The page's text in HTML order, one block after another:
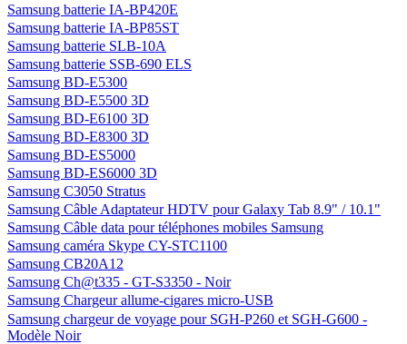
Samsung batterie IA-BP420E
Samsung batterie IA-BP85ST
Samsung batterie SLB-10A
Samsung batterie SSB-690 ELS
Samsung BD-E5300
Samsung BD-E5500 3D
Samsung BD-E6100 3D
Samsung BD-E8300 3D
Samsung BD-ES5000
Samsung BD-ES6000 3D
Samsung C3050 Stratus
Samsung Câble Adaptateur HDTV pour Galaxy Tab 8.9" / 10.1"
Samsung Câble data pour téléphones mobiles Samsung
Samsung caméra Skype CY-STC1100
Samsung CB20A12
Samsung Ch@t335 - GT-S3350 - Noir
Samsung Chargeur allume-cigares micro-USB
Samsung chargeur de voyage pour SGH-P260 et SGH-G600 -
Modèle Noir